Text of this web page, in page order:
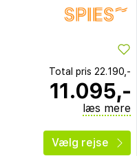
Total pris 22.190,-
11.095,-
læs mere
Vælg rejse